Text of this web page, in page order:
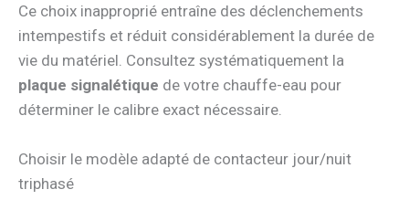
Ce choix inapproprié entraîne des déclenchements
intempestifs et réduit considérablement la durée de
vie du matériel. Consultez systématiquement la
plaque signalétique de votre chauffe-eau pour
déterminer le calibre exact nécessaire.
Choisir le modèle adapté de contacteur jour/nuit
triphasé